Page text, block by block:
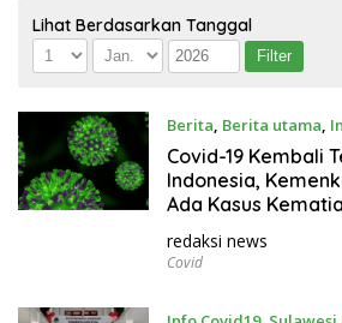
Lihat Berdasarkan Tanggal
Berita, Berita utama,
Covid-19 Kembali
Indonesia,
Ada Kasus
redaksi news
Covid